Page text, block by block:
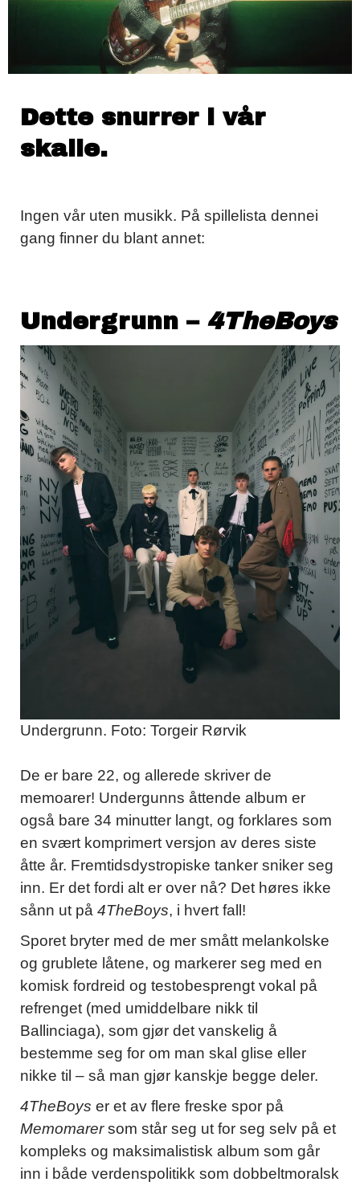
Dette snurrer i vår
skalle.
Ingen vår uten musikk. På spillelista dennei
gang finner du blant annet:
Undergrunn – 4TheBoys
Undergrunn. Foto: Torgeir Rørvik
De er bare 22, og allerede skriver de
memoarer! Undergunns åttende album er
også bare 34 minutter langt, og forklares som
en svært komprimert versjon av deres siste
åtte år. Fremtidsdystropiske tanker sniker seg
inn. Er det fordi alt er over nå? Det høres ikke
sånn ut på 4TheBoys, i hvert fall!
Sporet bryter med de mer smått melankolske
og grublete låtene, og markerer seg med en
komisk fordreid og testobesprengt vokal på
refrenget (med umiddelbare nikk til
Ballinciaga), som gjør det vanskelig å
bestemme seg for om man skal glise eller
nikke til – så man gjør kanskje begge deler.
4TheBoys er et av flere freske spor på
Memomarersom står seg ut for seg selv på et
kompleks og maksimalistisk album som går
inn i både verdenspolitikk som dobbeltmoralsk